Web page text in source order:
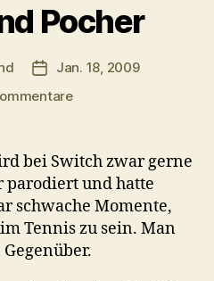
Pocher
Veröffentlichungsdatum
Jan. 18, 2009
zu
Pocher
bei Switch zwar gerne
parodiert und hatte
schwache Momente,
Tennis zu sein. Man